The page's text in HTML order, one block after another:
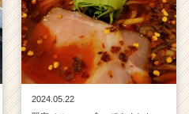
2024.05.22